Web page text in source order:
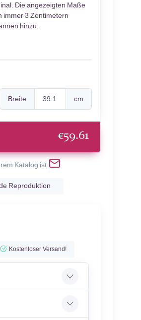
Die angezeigten Maße
immer 3 Zentimetern
hinzu.
Breite cm
€59.61
Katalog ist
Reproduktion
Kostenloser Versand!